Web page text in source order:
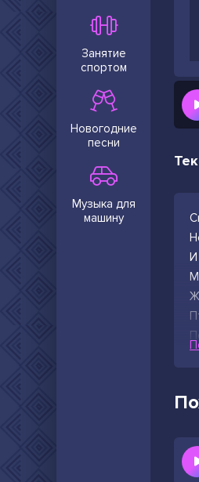
Занятие
спортом
Новогодние
песни
Музыка для
машину
И
Я